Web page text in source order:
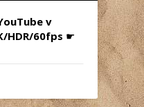
v
HDR/60fps ☛